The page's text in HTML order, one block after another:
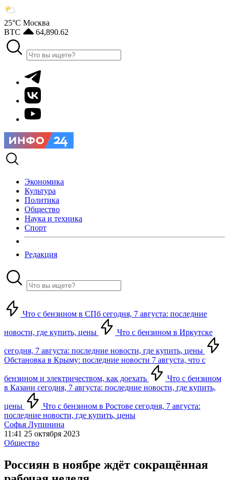
25°С Москва
BTC
64,890.62
Экономика
Культура
Политика
Общество
Наука и техника
Спорт
Редакция
Что с бензином в СПб сегодня, 7 августа: последние
новости, где купить, цены Что с бензином в Иркутске
сегодня, 7 августа: последние новости, где купить, цены
Обстановка в Крыму: последние новости 7 августа, что с
бензином и электричеством, как доехать
Что с бензином
в Казани сегодня, 7 августа: последние новости, где купить,
цены
Что с бензином в Ростове сегодня, 7 августа:
последние новости, где купить, цены
Софья Лупинина
11:41 25 октября 2023
Общество
Россиян в ноябре ждёт сокращённая